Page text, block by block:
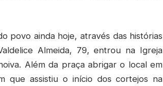
povo ainda hoje, através das histórias
Almeida, 79, entrou na Igreja
Além da praça abrigar o local em
que assistiu o início dos cortejos na